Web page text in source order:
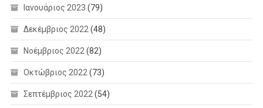
Ιανουάριος 2023 (79)
Δεκέμβριος 2022 (48)
Νοέμβριος 2022 (82)
Οκτώβριος 2022 (73)
Σεπτέμβριος 2022 (54)